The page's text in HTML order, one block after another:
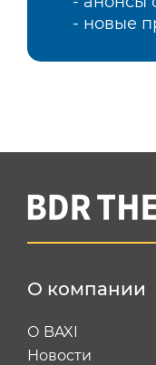
- новые
О компании
О BAXI
Новости